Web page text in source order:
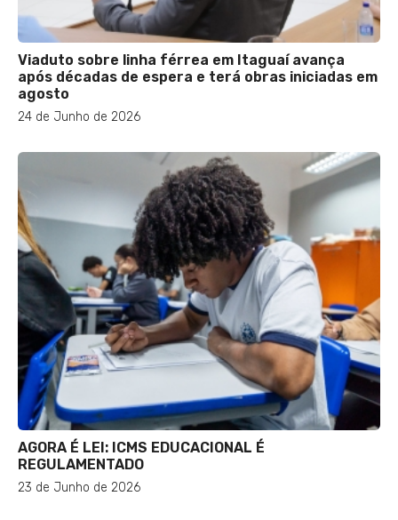
Viaduto sobre linha férrea em Itaguaí avança
após décadas de espera e terá obras iniciadas em
agosto
24 de Junho de 2026
AGORA É LEI: ICMS EDUCACIONAL É
REGULAMENTADO
23 de Junho de 2026